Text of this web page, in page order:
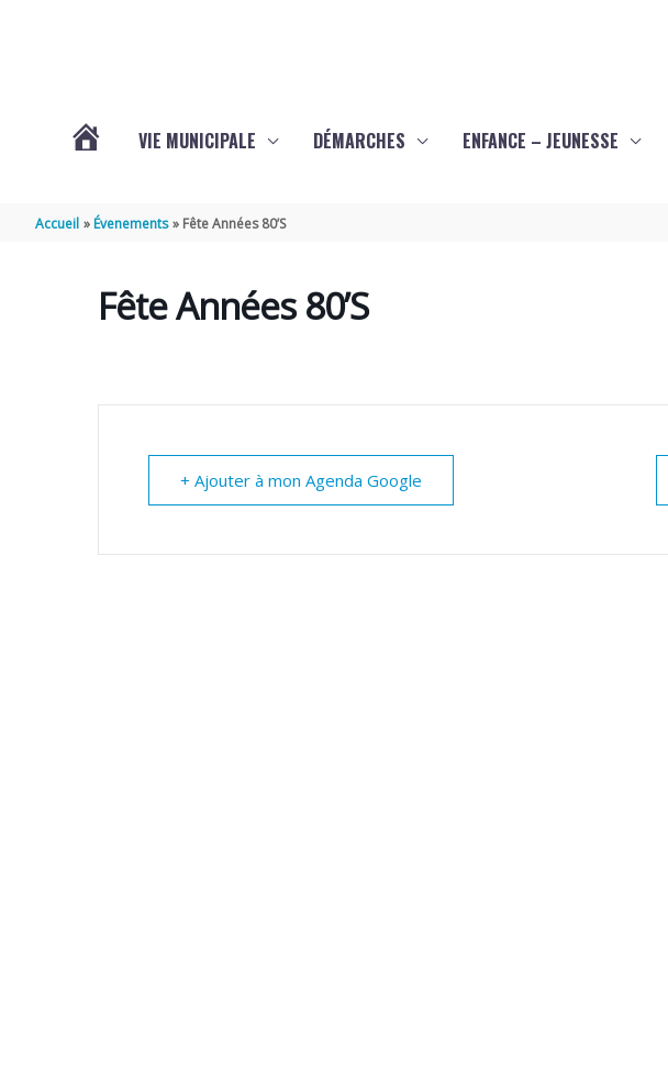
THÉNAC
VIE MUNICIPALE DÉMARCHES ENFANCE – JEUNESSE
Accueil Évenements Fête Années 80’S
Fête Années 80’S
+ Ajouter à mon Agenda Google